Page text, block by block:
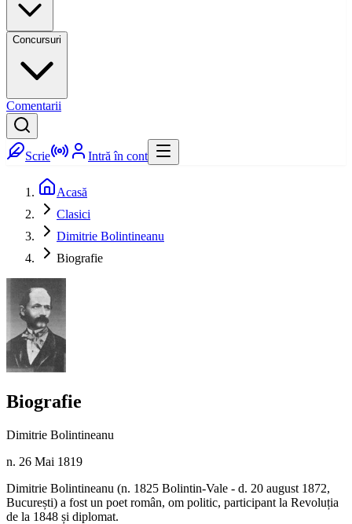
Concursuri
Comentarii
Scrie Intră în cont
Acasă
Clasici
Dimitrie Bolintineanu
Biografie
Biografie
Dimitrie Bolintineanu
n. 26 Mai 1819
Dimitrie Bolintineanu (n. 1825 Bolintin-Vale - d. 20 august 1872,
București) a fost un poet român, om politic, participant la Revoluția
de la 1848 și diplomat.